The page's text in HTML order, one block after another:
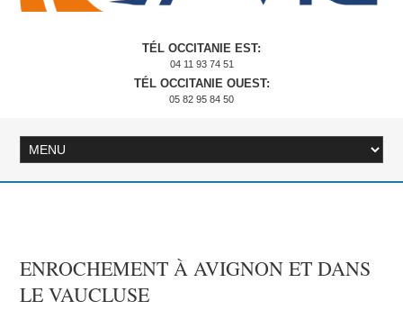
TÉL OCCITANIE EST:
04 11 93 74 51
TÉL OCCITANIE OUEST:
05 82 95 84 50
ENROCHEMENT À AVIGNON ET DANS
LE VAUCLUSE